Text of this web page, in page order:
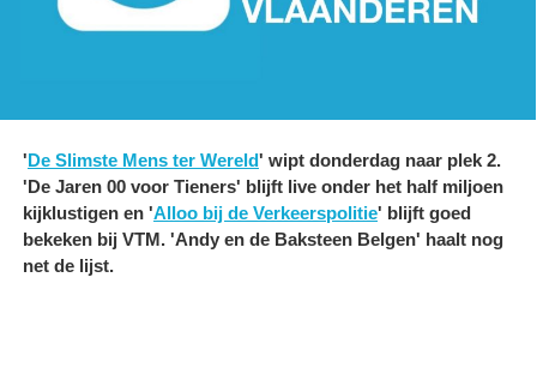
'De Slimste Mens ter Wereld' wipt donderdag naar plek 2.
'De Jaren 00 voor Tieners' blijft live onder het half miljoen
kijklustigen en 'Alloo bij de Verkeerspolitie' blijft goed
bekeken bij VTM. 'Andy en de Baksteen Belgen' haalt nog
net de lijst.